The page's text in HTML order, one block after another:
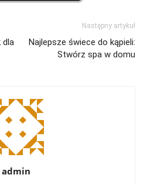
dla
Następny artykuł
Najlepsze świece do kąpieli:
Stwórz spa w domu
admin